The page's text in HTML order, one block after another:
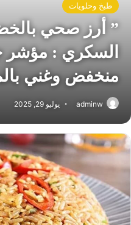
طبخ وحلويات
” أرز صحي
السكري : مؤشر
منخفض وغني
adminw يوليو 29, 2025